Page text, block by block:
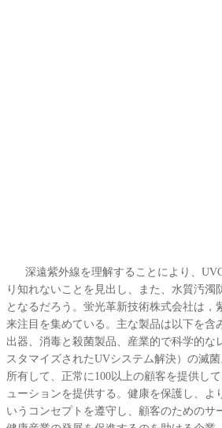
深遠紫外線を理解することにより、
り知れないことを見出し、また、水質汚濁
となるだろう。蛍光革新技術株式会社は，
来注目を集めている。主な製品は以下を含
出器、消毒と殺菌製品、産業的で科学的な
スタマイズされたUVシステム解決）の滅
所有して、正常に100以上の顧客を提供し
ューションを提供する。健康を保護し、よ
いうコンセプトを遵守し、顧客のためのサ